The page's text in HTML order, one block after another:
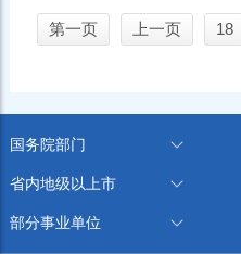
第一页 上一页 18
国务院部门
省内地级以上市
部分事业单位